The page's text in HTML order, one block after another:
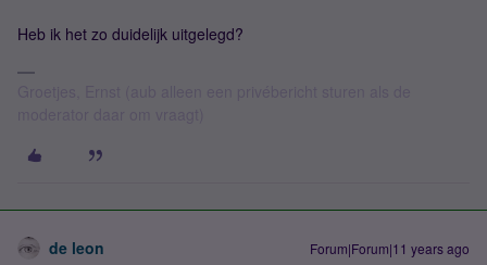
Heb ik het zo duidelijk uitgelegd?
de leon Forum|Forum|11 years ago